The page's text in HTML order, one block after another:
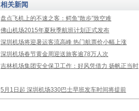
相关新闻
盘点飞机上的不速之客：鳄鱼“散步”致空难
佛山机场2015年夏秋季航班计划正式发布
深圳机场将迎暑运客流高峰 热门航票价小幅上涨
深圳机场春节黄金周迎送旅客逾78万人次
吉林机场集团安全保卫工作：好风凭借力 扬帆正当时
5月1日起 深圳机场330巴士早班发车时间将提前